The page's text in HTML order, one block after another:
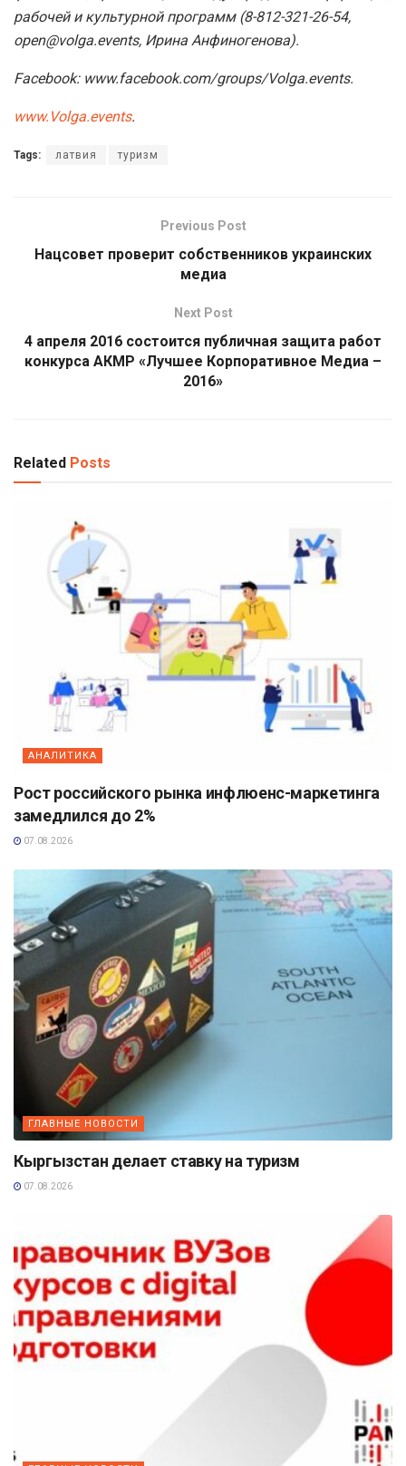
рабочей и культурной программ (8-812-321-26-54,
open@volga.events, Ирина Анфиногенова).
Facebook: www.facebook.com/groups/Volga.events.
www.Volga.events.
Tags: латвия туризм
Previous Post
Нацсовет проверит собственников украинских
медиа
Next Post
4 апреля 2016 состоится публичная защита работ
конкурса АКМР «Лучшее Корпоративное Медиа –
2016»
Related Posts
АНАЛИТИКА
Рост российского рынка инфлюенс-маркетинга
замедлился до 2%
07.08.2026
ГЛАВНЫЕ НОВОСТИ
Кыргызстан делает ставку на туризм
07.08.2026